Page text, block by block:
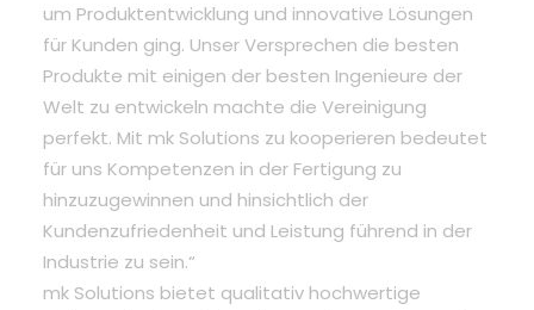
um Produktentwicklung und innovative Lösungen
für Kunden ging. Unser Versprechen die besten
Produkte mit einigen der besten Ingenieure der
Welt zu entwickeln machte die Vereinigung
perfekt. Mit mk Solutions zu kooperieren bedeutet
für uns Kompetenzen in der Fertigung zu
hinzuzugewinnen und hinsichtlich der
Kundenzufriedenheit und Leistung führend in der
Industrie zu sein.“
mk Solutions bietet qualitativ hochwertige